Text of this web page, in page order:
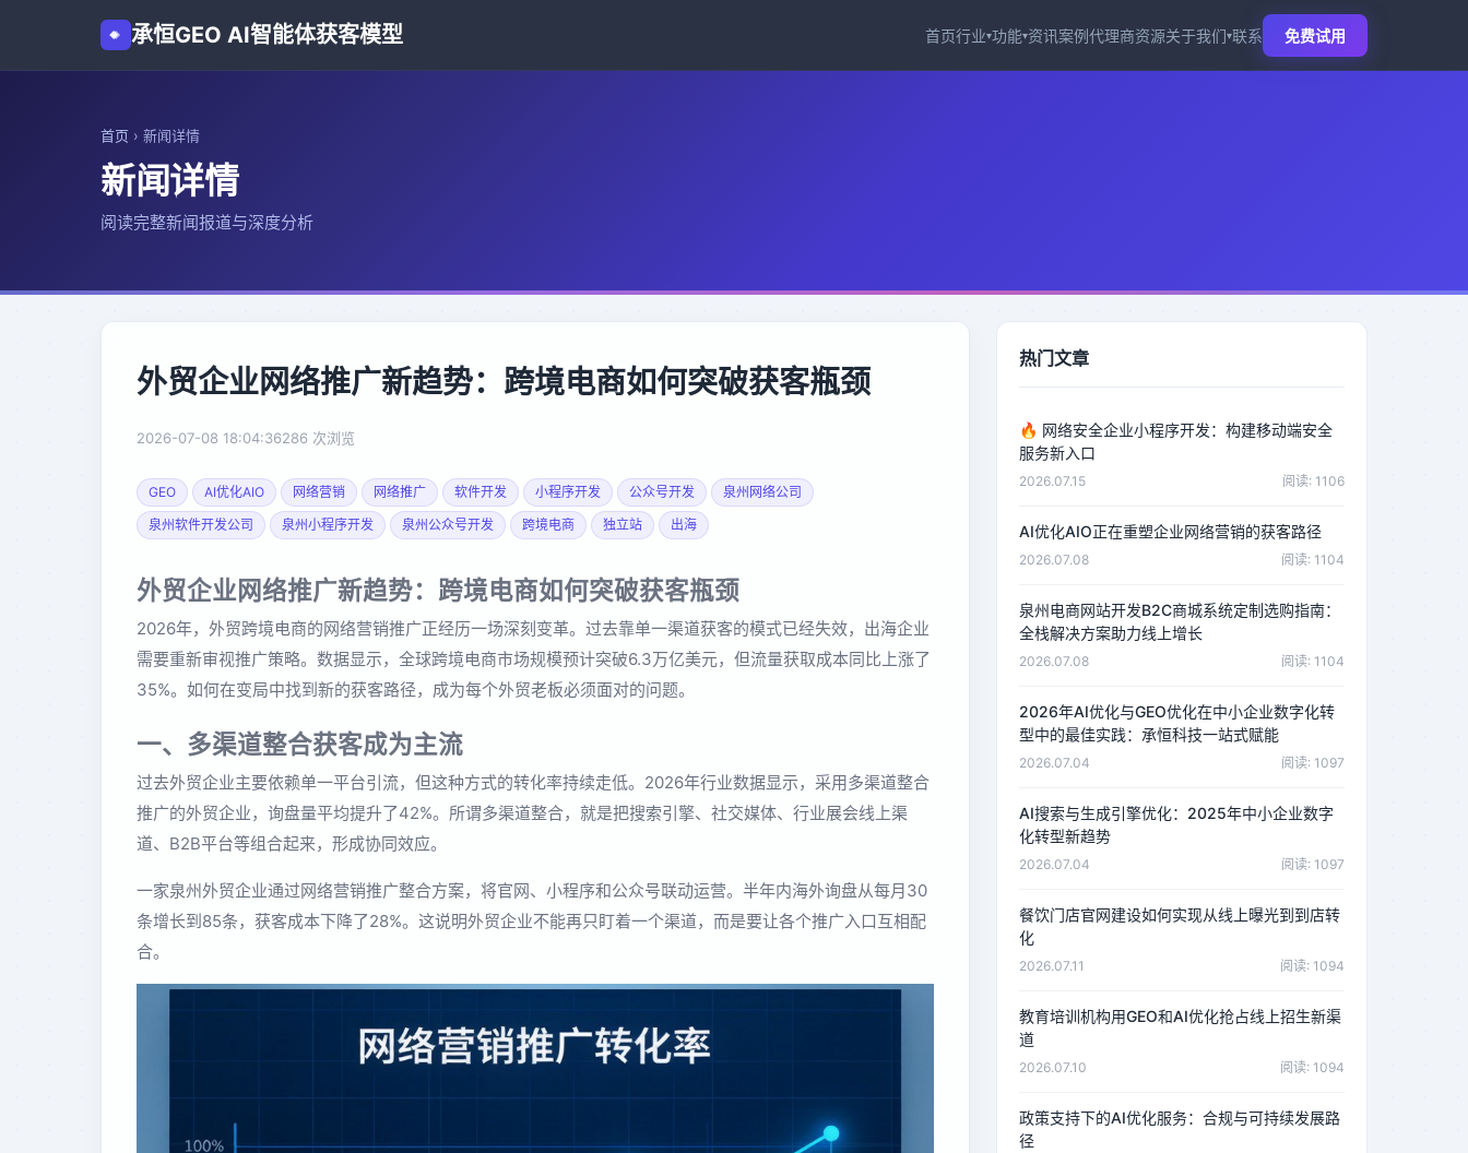
承恒GEO AI智能体获客模型 首页行业▾功能▾资讯案例代理商资源关于我们▾联系 免费试用
首页 › 新闻详情
新闻详情
阅读完整新闻报道与深度分析
外贸企业网络推广新趋势：跨境电商如何突破获客瓶颈
2026-07-08 18:04:36286 次浏览
GEO AI优化AIO 网络营销 网络推广 软件开发 小程序开发 公众号开发
泉州网络公司
泉州软件开发公司
泉州小程序开发 泉州公众号开发 跨境电商 独立站 出海
外贸企业网络推广新趋势：跨境电商如何突破获客瓶颈
2026年，外贸跨境电商的网络营销推广正经历一场深刻变革。过去靠单一渠道获客的模式已经失效，出海企业
需要重新审视推广策略。数据显示，全球跨境电商市场规模预计突破6.3万亿美元，但流量获取成本同比上涨了
35%。如何在变局中找到新的获客路径，成为每个外贸老板必须面对的问题。
一、多渠道整合获客成为主流
过去外贸企业主要依赖单一平台引流，但这种方式的转化率持续走低。2026年行业数据显示，采用多渠道整合
推广的外贸企业，询盘量平均提升了42%。所谓多渠道整合，就是把搜索引擎、社交媒体、行业展会线上渠
道、B2B平台等组合起来，形成协同效应。
一家泉州外贸企业通过网络营销推广整合方案，将官网、小程序和公众号联动运营。半年内海外询盘从每月30
条增长到85条，获客成本下降了28%。这说明外贸企业不能再只盯着一个渠道，而是要让各个推广入口互相配
合。
热门文章
🔥 网络安全企业小程序开发：构建移动端安全
服务新入口
2026.07.15 阅读: 1106
AI优化AIO正在重塑企业网络营销的获客路径
2026.07.08 阅读: 1104
泉州电商网站开发B2C商城系统定制选购指南：
全栈解决方案助力线上增长
2026.07.08 阅读: 1104
2026年AI优化与GEO优化在中小企业数字化转
型中的最佳实践：承恒科技一站式赋能
2026.07.04 阅读: 1097
AI搜索与生成引擎优化：2025年中小企业数字
化转型新趋势
2026.07.04 阅读: 1097
餐饮门店官网建设如何实现从线上曝光到到店转
化
2026.07.11 阅读: 1094
教育培训机构用GEO和AI优化抢占线上招生新渠
道
2026.07.10 阅读: 1094
政策支持下的AI优化服务：合规与可持续发展路
径